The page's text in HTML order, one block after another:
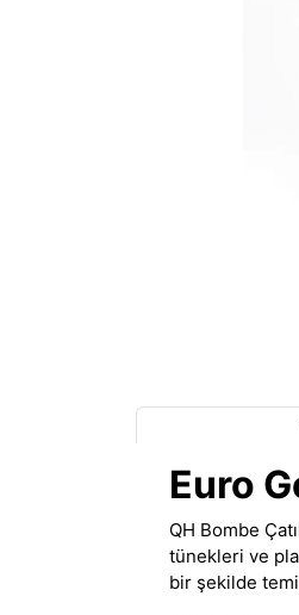
Euro
QH Bombe
tünekleri ve
bir şekilde